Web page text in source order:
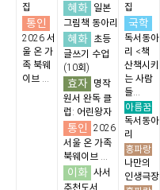
집
통인
2026 서
울 온 가
족 북웨
이브 ...
혜화
일본
그림책 동아리
혜화
초등
글쓰기 수업
(10회)
효자
명작
원서 완독 클
럽: 어린왕자
통인
2026
서울 온 가족
북웨이브 ...
이화 사서
추천도서
집
국학
독서동아
리 <책
산책시키
는 사람
들...
아름꿈
독서동아
리
홍파랑
나만의
인생극장